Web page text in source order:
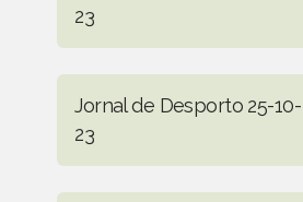
23
Jornal de Desporto 25-10-
23